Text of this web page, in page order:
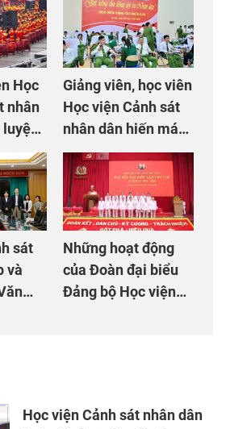
Học
nhân
luyện
chào
Đảng
Giảng viên, học viên
Học viện Cảnh sát
nhân dân hiến máu
giúp dân và đồng
đội
sát
và
Những hoạt động
của Đoàn đại biểu
Đảng bộ Học viện
- 2030
Học viện Cảnh sát nhân dân